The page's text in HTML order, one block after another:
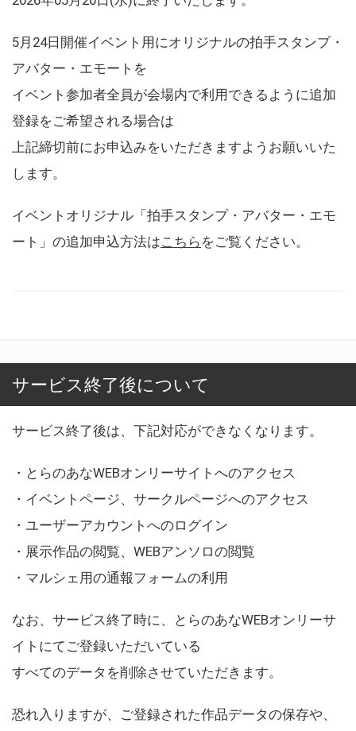
5月24日開催イベント用にオリジナルの拍手スタンプ・
アバター・エモートを
イベント参加者全員が会場内で利用できるように追加
登録をご希望される場合は
上記締切前にお申込みをいただきますようお願いいた
します。
イベントオリジナル「拍手スタンプ・アバター・エモ
ート」の追加申込方法はこちら をご覧ください。
サービス終了後について
サービス終了後は、下記対応ができなくなります。
・とらのあなWEBオンリーサイトへのアクセス
・イベントページ、サークルページへのアクセス
・ユーザーアカウントへのログイン
・展示作品の閲覧、WEBアンソロの閲覧
・マルシェ用の通報フォームの利用
なお、サービス終了時に、とらのあなWEBオンリーサ
イトにてご登録いただいている
すべてのデータを削除させていただきます。
恐れ入りますが、ご登録された作品データの保存や、